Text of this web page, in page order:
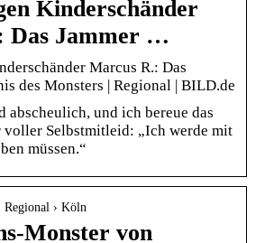
Kinderschänder
Das Jammer …
Marcus R.: Das
des Monsters | Regional | BILD.de
abscheulich, und ich bereue das
voller Selbstmitleid: „Ich werde mit
müssen.“
› Köln
Monster von